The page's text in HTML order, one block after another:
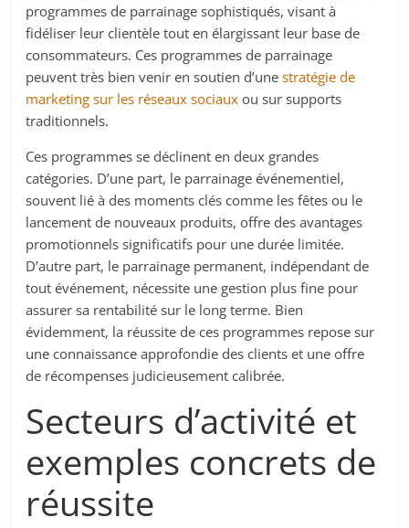
programmes de parrainage sophistiqués, visant à
fidéliser leur clientèle tout en élargissant leur base de
consommateurs. Ces programmes de parrainage
peuvent très bien venir en soutien d’unestratégie de
marketing sur les réseaux sociaux ou sur supports
traditionnels.
Ces programmes se déclinent en deux grandes
catégories. D’une part, le parrainage événementiel,
souvent lié à des moments clés comme les fêtes ou le
lancement de nouveaux produits, offre des avantages
promotionnels significatifs pour une durée limitée.
D’autre part, le parrainage permanent, indépendant de
tout événement, nécessite une gestion plus fine pour
assurer sa rentabilité sur le long terme. Bien
évidemment, la réussite de ces programmes repose sur
une connaissance approfondie des clients et une offre
de récompenses judicieusement calibrée.
Secteurs d’activité et
exemples concrets de
réussite